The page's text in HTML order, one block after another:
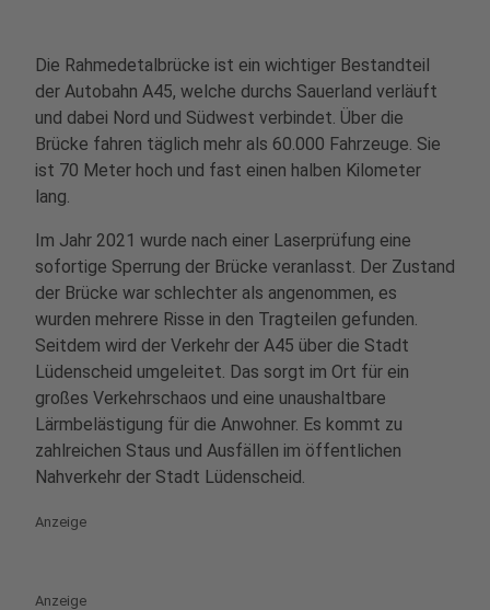
Die Rahmedetalbrücke ist ein wichtiger Bestandteil
der Autobahn A45, welche durchs Sauerland verläuft
und dabei Nord und Südwest verbindet. Über die
Brücke fahren täglich mehr als 60.000 Fahrzeuge. Sie
ist 70 Meter hoch und fast einen halben Kilometer
lang.
Im Jahr 2021 wurde nach einer Laserprüfung eine
sofortige Sperrung der Brücke veranlasst. Der Zustand
der Brücke war schlechter als angenommen, es
wurden mehrere Risse in den Tragteilen gefunden.
Seitdem wird der Verkehr der A45 über die Stadt
Lüdenscheid umgeleitet. Das sorgt im Ort für ein
großes Verkehrschaos und eine unaushaltbare
Lärmbelästigung für die Anwohner. Es kommt zu
zahlreichen Staus und Ausfällen im öffentlichen
Nahverkehr der Stadt Lüdenscheid.
Anzeige
Anzeige